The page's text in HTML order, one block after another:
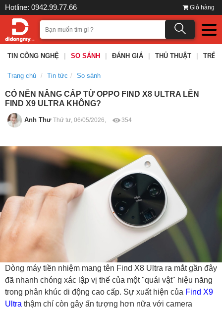
Hotline: 0942.99.77.66 Giỏ hàng
TIN CÔNG NGHỆ SO SÁNH ĐÁNH GIÁ THỦ THUẬT TRÊN
Trang chủ Tin tức So sánh
CÓ NÊN NÂNG CẤP TỪ OPPO FIND X8 ULTRA LÊN
FIND X9 ULTRA KHÔNG?
Anh Thư Thứ tư, 06/05/2026, 354
Dòng máy tiền nhiệm mang tên Find X8 Ultra ra mắt gần đây
đã nhanh chóng xác lập vị thế của một "quái vật" hiệu năng
trong phân khúc di động cao cấp. Sự xuất hiện của Find X9
Ultra thậm chí còn gây ấn tượng hơn nữa với camera